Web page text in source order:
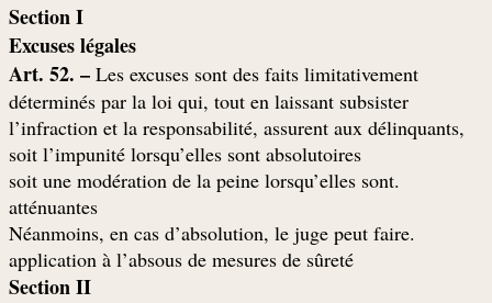
Section I
Excuses légales
Art. 52. – Les excuses sont des faits limitativement
déterminés par la loi qui, tout en laissant subsister
,l’infraction et la responsabilité, assurent aux délinquants
soit l’impunité lorsqu’elles sont absolutoires
.soit une modération de la peine lorsqu’elles sont
atténuantes
.Néanmoins, en cas d’absolution, le juge peut faire
application à l’absous de mesures de sûreté
Section II